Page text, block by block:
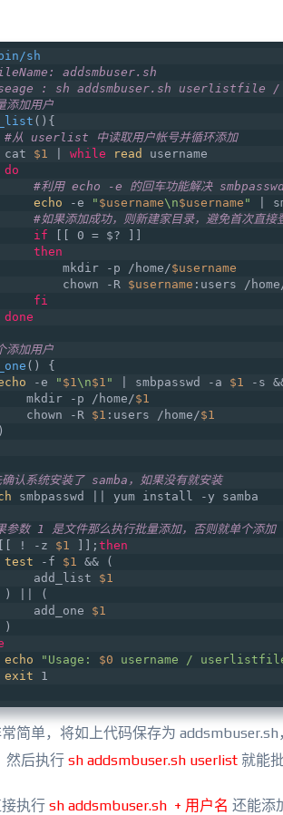
sh
addsmbuser.sh
: sh addsmbuser.sh userlistfile /
添加用户
(){
#从 userlist 中读取用户帐号并循环添加
cat
$1 while read
username
do
#利用 echo -e 的回车功能解决
echo -e " $username\n$username " |
#如果添加成功，则新建家目录，避免首次直
if [[ 0 = $? ]]
then
mkdir -p /home/
$username
chown -R
$username :users /
fi
done
添加用户
() {
-e " $1\n$1 " | smbpasswd -a $1 -s
mkdir -p /home/
$1
chown -R
$1 :users /home/$1
认系统安装了 samba，如果没有就安装
smbpasswd || yum install -y samba
参数 1 是文件那么执行批量添加，否则就单个添加
! -z $1 ]]; then
test -f $1 && (
add_list
$1
) || (
add_one
$1
)
echo
"Usage: $0 username /
exit 1
简单，将如上代码保存为
然后执行 sh addsmbuser.sh userlist 就能
执行 sh addsmbuser.sh + 用户名 还能添